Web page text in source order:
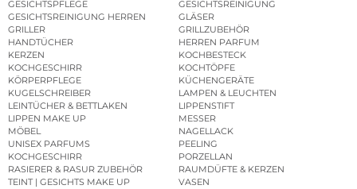
GESICHTSPFLEGE
GESICHTSREINIGUNG
GESICHTSREINIGUNG HERREN
GLÄSER
GRILLER
GRILLZUBEHÖR
HANDTÜCHER
HERREN PARFUM
KERZEN
KOCHBESTECK
KOCHGESCHIRR
KOCHTÖPFE
KÖRPERPFLEGE
KÜCHENGERÄTE
KUGELSCHREIBER
LAMPEN & LEUCHTEN
LEINTÜCHER & BETTLAKEN
LIPPENSTIFT
LIPPEN MAKE UP
MESSER
MÖBEL
NAGELLACK
UNISEX PARFUMS
PEELING
KOCHGESCHIRR
PORZELLAN
RASIERER & RASUR ZUBEHÖR
RAUMDÜFTE & KERZEN
TEINT | GESICHTS MAKE UP
VASEN